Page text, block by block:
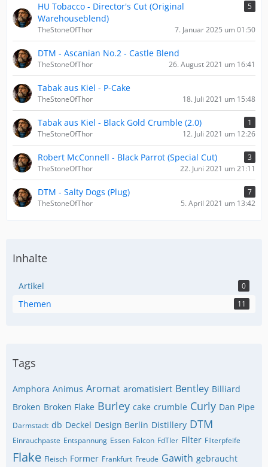
HU Tobacco - Director's Cut (Original
Warehouseblend)
5
TheStoneOfThor 7. Januar 2025 um 01:50
DTM - Ascanian No.2 - Castle Blend
TheStoneOfThor 26. August 2021 um 16:41
Tabak aus Kiel - P-Cake
TheStoneOfThor 18. Juli 2021 um 15:48
Tabak aus Kiel - Black Gold Crumble (2.0)
1
TheStoneOfThor
12. Juli 2021 um 12:26
Robert McConnell - Black Parrot (Special Cut)
3
TheStoneOfThor
22. Juni 2021 um 21:11
DTM - Salty Dogs (Plug)
7
TheStoneOfThor
5. April 2021 um 13:42
Inhalte
Artikel 0
Themen 11
Tags
Amphora Animus Aromat aromatisiert Bentley Billiard
Broken Broken Flake Burley cake crumble Curly Dan Pipe
Darmstadt db Deckel Design Berlin Distillery DTM
Einrauchpaste Entspannung Essen Falcon FdTler Filter Filterpfeife
Flake Fleisch Former Frankfurt Freude Gawith gebraucht